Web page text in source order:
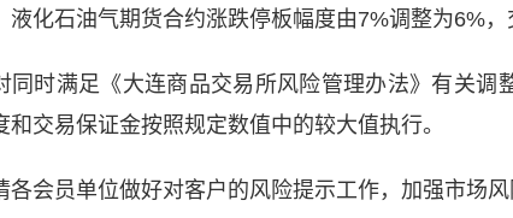
液化石油气期货合约涨跌停板幅度由7%调整为6%
同时满足《大连商品交易所风险管理办法》有关
和交易保证金按照规定数值中的较大值执行。
各会员单位做好对客户的风险提示工作，加强市场风